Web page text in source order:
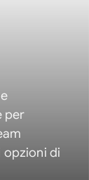
per
opzioni di